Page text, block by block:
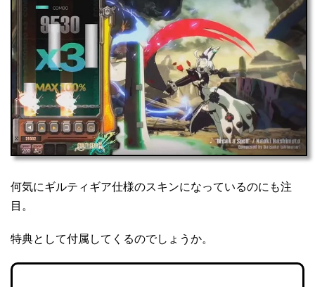
何気にギルティギア仕様のスキンになっているのにも注
目。
特典として付属してくるのでしょうか。